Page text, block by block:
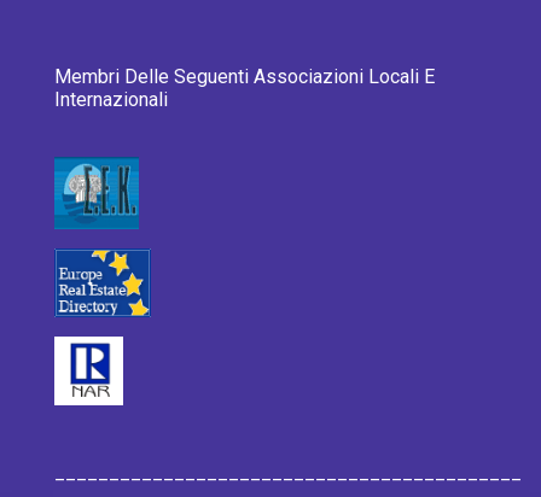
Membri Delle Seguenti Associazioni Locali E
Internazionali